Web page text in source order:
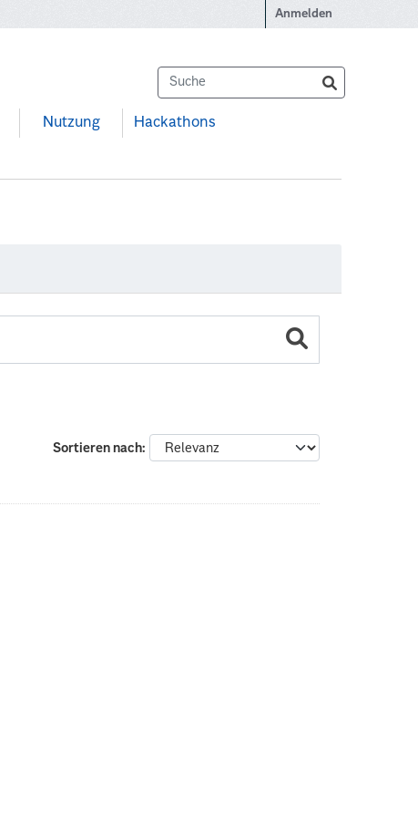
Anmelden
Nutzung Hackathons
Sortieren nach